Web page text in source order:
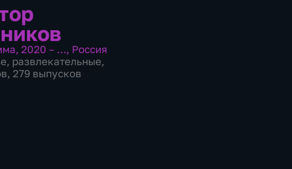
, 2020 – …, Россия
, развлекательные,
279 выпусков